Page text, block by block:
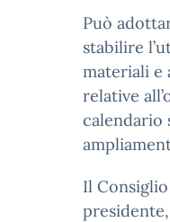
Può
stabilire
materiali e
relative
calendario
Il